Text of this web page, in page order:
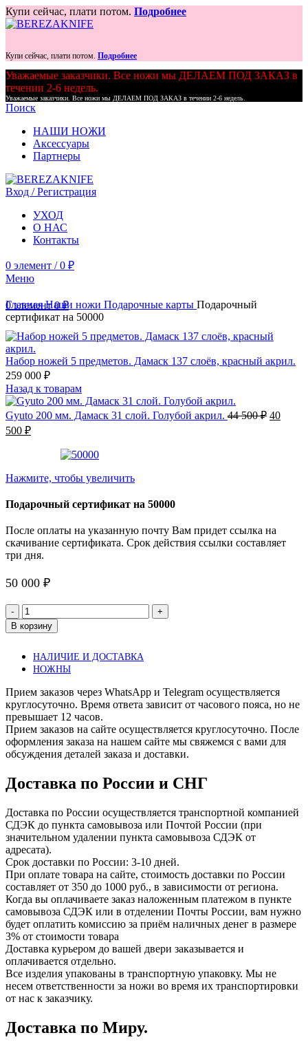
Купи сейчас, плати потом. Подробнее
Купи сейчас, плати потом. Подробнее
Уважаемые заказчики. Все ножи мы ДЕЛАЕМ ПОД ЗАКАЗ в
течении 2-6 недель.
Уважаемые заказчики. Все ножи мы ДЕЛАЕМ ПОД ЗАКАЗ в течении 2-6 недель.
Поиск
НАШИ НОЖИ
Аксессуары
Партнеры
Вход / Регистрация
УХОД
О НАС
Контакты
0 элемент / 0 ₽
Меню
0элемент 0₽
ГлавнаяНаши ножи Подарочные карты Подарочный
сертификат на 50000
Набор ножей 5 предметов. Дамаск 137 слоёв, красный акрил.
259 000 ₽
Назад к товарам
Gyuto 200 мм. Дамаск 31 слой. Голубой акрил. 44 500₽ 40
500 ₽Текущая
Нажмите, чтобы увеличить
Подарочный сертификат на 50000
После оплаты на указанную почту Вам придет ссылка на
скачивание сертификата. Срок действия ссылки составляет
три дня.
50 000 ₽
Количество
товара
Подарочный
на
50000
В корзину
НАЛИЧИЕ И ДОСТАВКА
НОЖНЫ
Прием заказов через WhatsApp и Telegram осуществляется
круглосуточно. Время ответа зависит от часового пояса, но не
превышает 12 часов.
Прием заказов на сайте осуществляется круглосуточно. После
оформления заказа на нашем сайте мы свяжемся с вами для
обсуждения деталей заказа и доставки.
Доставка по России и СНГ
Доставка по России осуществляется транспортной компанией
СДЭК до пункта самовывоза или Почтой России (при
значительном удалении пункта самовывоза СДЭК от
адресата).
Срок доставки по России: 3-10 дней.
При оплате товара на сайте, стоимость доставки по России
составляет от 350 до 1000 руб., в зависимости от региона.
Когда вы оплачиваете заказ наложенным платежом в пункте
самовывоза СДЭК или в отделении Почты России, вам нужно
будет оплатить комиссию за приём наличных денег в размере
3% от стоимости товара
Доставка курьером до вашей двери заказывается и
оплачивается отдельно.
Все изделия упакованы в транспортную упаковку. Мы не
несем ответственности за ножи во время их транспортировки
от нас к заказчику.
Доставка по Миру.